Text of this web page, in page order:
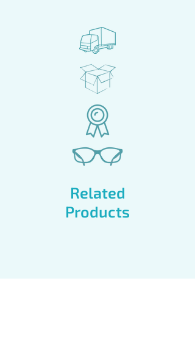
Related
Products